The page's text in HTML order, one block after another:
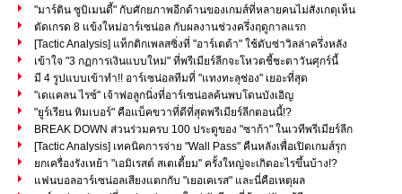
"มาร์ติน ซูบิเมนดี้" กับศักยภาพอีกด้านของเกมส์ที่หลายคนไม่สังเกตุเห็น
ตัดเกรด 8 แข้งใหม่อาร์เซน่อล กับผลงานช่วงครึ่งฤดูกาลแรก
[Tactic Analysis] แท็กติกเพลสซิ่งที่ "อาร์เตต้า" ใช้ดับซ่าวิลล่าครึ่งหลัง
เข้าใจ "3 กฏการเงินแบบใหม่" ที่พรีเมียร์ลีกจะโหวตชี้ชะตาวันศุกร์นี้
มี 4 รูปแบบเข้าทำ!! อาร์เซน่อลทีมที่ "แทงทะลุช่อง" เยอะที่สุด
"เดแคลน ไรซ์" เจ้าพ่อลูกนิ่งที่อาร์เซน่อลค้นพบโดนบังเอิญ
"ยูร์เรียน ทิมเบอร์" คือแบ็คขวาที่ดีที่สุดพรีเมียร์ลีกตอนนี้!?
BREAK DOWN ส่วนร่วมครบ 100 ประตูของ "ซาก้า" ในเวทีพรีเมียร์ลีก
[Tactic Analysis] เทคนิคการจ่าย "Wall Pass" คืนหลังเพื่อเปิดเกมส์รุก
ยกเครื่องรังเหย้า "เอมิเรสต์ สเตเดี้ยม" ครั้งใหญ่จะเกิดอะไรขึ้นบ้าง!?
แฟนบอลอาร์เซน่อลเสียงแตกกับ "เยอเคเรส" และนี่คือเหตุผล